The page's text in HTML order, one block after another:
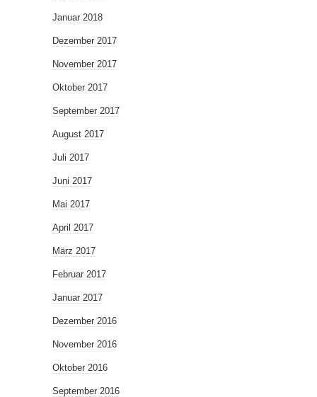
Januar 2018
Dezember 2017
November 2017
Oktober 2017
September 2017
August 2017
Juli 2017
Juni 2017
Mai 2017
April 2017
März 2017
Februar 2017
Januar 2017
Dezember 2016
November 2016
Oktober 2016
September 2016